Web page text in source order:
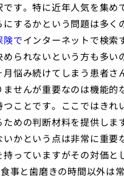
す。特に近年人気を集め
するかという問題は多く
険でインターネットで検索
られないという方も多い
悩み続けてしまう患者さ
せんが重要なのは機能的
ことです。ここではきれ
めの判断材料を提供しま
かという点は非常に重要
っていますがその対価と
事と歯磨きの時間以外は